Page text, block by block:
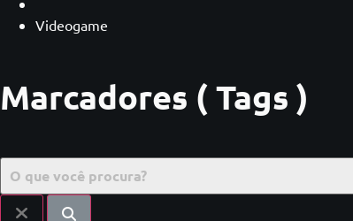
Videogame
Marcadores ( Tags )